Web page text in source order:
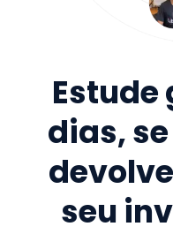
Estude
dias,
seu